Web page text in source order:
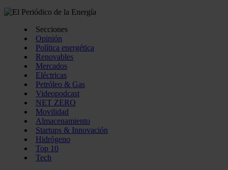
Secciones
Opinión
Política energética
Renovables
Mercados
Eléctricas
Petróleo & Gas
Videopodcast
NET ZERO
Movilidad
Almacenamiento
Startups & Innovación
Hidrógeno
Top 10
Tech